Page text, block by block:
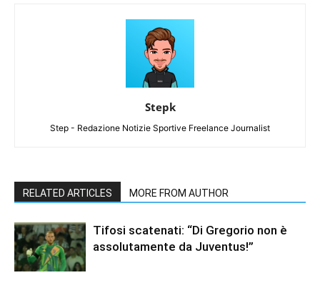
Stepk
Step - Redazione Notizie Sportive Freelance Journalist
RELATED ARTICLES MORE FROM AUTHOR
Tifosi scatenati: “Di Gregorio non è
assolutamente da Juventus!”